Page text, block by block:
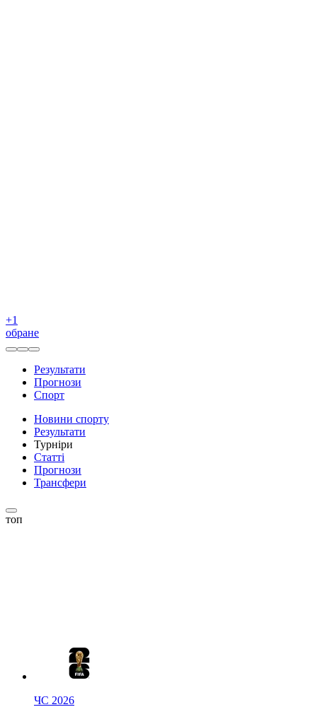
+1
обране
Результати
Прогнози
Спорт
Новини спорту
Результати
Турніри
Статті
Прогнози
Трансфери
топ
ЧС 2026